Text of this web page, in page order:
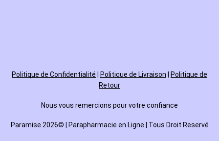
Politique de Confidentialité Politique de Livraison
Politique de
Retour
Nous vous remercions pour votre confiance
Paramise 2026© | Parapharmacie en Ligne | Tous Droit Reservé